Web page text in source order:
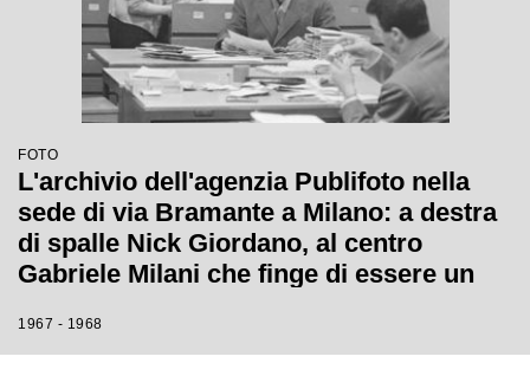
FOTO
L'archivio dell'agenzia Publifoto nella
sede di via Bramante a Milano: a destra
di spalle Nick Giordano, al centro
Gabriele Milani che finge di essere un
1967 - 1968